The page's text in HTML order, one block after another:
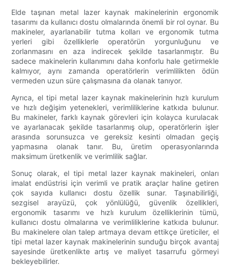
Elde taşınan metal lazer kaynak makinelerinin ergonomik
tasarımı da kullanıcı dostu olmalarında önemli bir rol oynar. Bu
makineler, ayarlanabilir tutma kolları ve ergonomik tutma
yerleri gibi özelliklerle operatörün yorgunluğunu ve
zorlanmasını en aza indirecek şekilde tasarlanmıştır. Bu
sadece makinelerin kullanımını daha konforlu hale getirmekle
kalmıyor, aynı zamanda operatörlerin verimlilikten ödün
vermeden uzun süre çalışmasına da olanak tanıyor.
Ayrıca, el tipi metal lazer kaynak makinelerinin hızlı kurulum
ve hızlı değişim yetenekleri, verimliliklerine katkıda bulunur.
Bu makineler, farklı kaynak görevleri için kolayca kurulacak
ve ayarlanacak şekilde tasarlanmış olup, operatörlerin işler
arasında sorunsuzca ve gereksiz kesinti olmadan geçiş
yapmasına olanak tanır. Bu, üretim operasyonlarında
maksimum üretkenlik ve verimlilik sağlar.
Sonuç olarak, el tipi metal lazer kaynak makineleri, onları
imalat endüstrisi için verimli ve pratik araçlar haline getiren
çok sayıda kullanıcı dostu özellik sunar. Taşınabilirliği,
sezgisel arayüzü, çok yönlülüğü, güvenlik özellikleri,
ergonomik tasarımı ve hızlı kurulum özelliklerinin tümü,
kullanıcı dostu olmalarına ve verimliliklerine katkıda bulunur.
Bu makinelere olan talep artmaya devam ettikçe üreticiler, el
tipi metal lazer kaynak makinelerinin sunduğu birçok avantaj
sayesinde üretkenlikte artış ve maliyet tasarrufu görmeyi
bekleyebilirler.